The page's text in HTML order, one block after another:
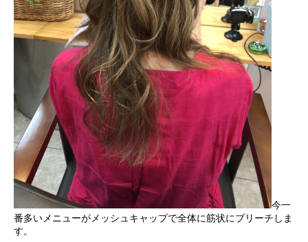
今一
番多いメニューがメッシュキャップで全体に筋状にブリーチしま
す。